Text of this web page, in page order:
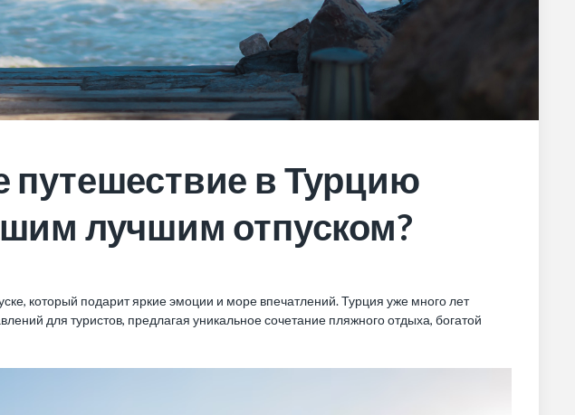
путешествие в Турцию
лучшим отпуском?
который подарит яркие эмоции и море впечатлений. Турция уже много лет
для туристов, предлагая уникальное сочетание пляжного отдыха, богатой